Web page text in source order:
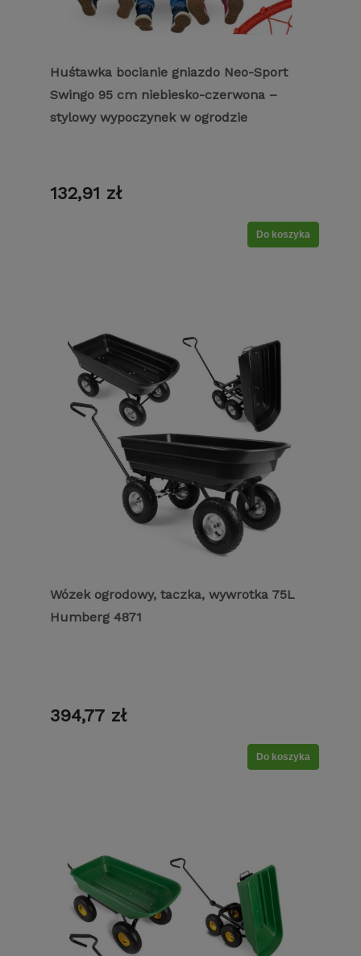
Huśtawka bocianie gniazdo Neo-Sport
Swingo 95 cm niebiesko-czerwona –
stylowy wypoczynek w ogrodzie
132,91 zł
Do koszyka
Wózek ogrodowy, taczka, wywrotka 75L
Humberg 4871
394,77 zł
Do koszyka